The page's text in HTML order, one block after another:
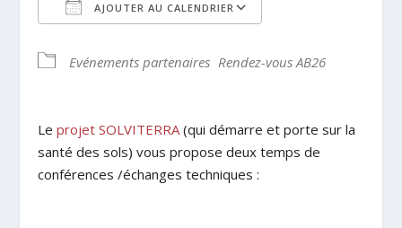
AJOUTER AU CALENDRIER
Evénements partenaires Rendez-vous AB26
Leprojet SOLVITERRA(qui démarre et porte sur la
santé des sols) vous propose deux temps de
conférences /échanges techniques :